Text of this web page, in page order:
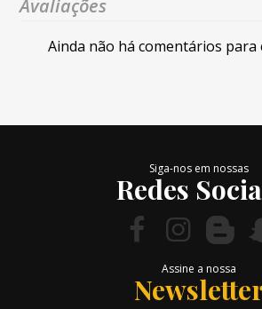
Avaliações
Ainda não há comentários
Siga-nos em nossas
Redes
Assine a nossa